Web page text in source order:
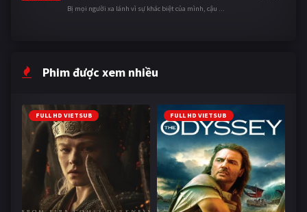
Bị mọi người xa lánh vì sự khác biệt của mình, cậu ...
Phim được xem nhiều
FULL HD VIETSUB FULL HD VIETSUB